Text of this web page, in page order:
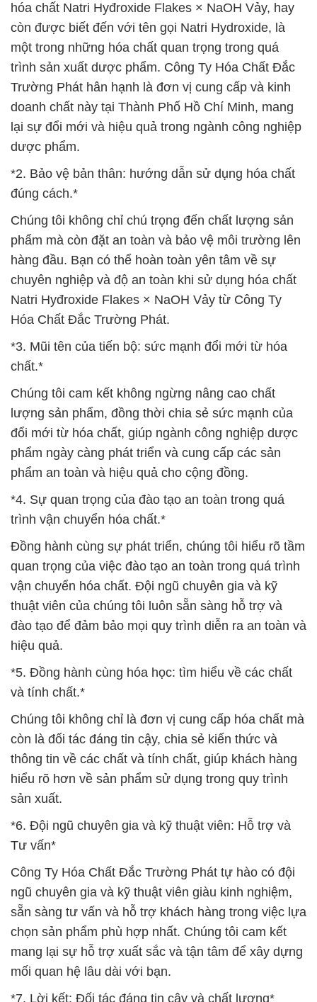
hóa chất Natri Hyđroxide Flakes × NaOH Vảy, hay
còn được biết đến với tên gọi Natri Hydroxide, là
một trong những hóa chất quan trọng trong quá
trình sản xuất dược phẩm. Công Ty Hóa Chất Đắc
Trường Phát hân hạnh là đơn vị cung cấp và kinh
doanh chất này tại Thành Phố Hồ Chí Minh, mang
lại sự đổi mới và hiệu quả trong ngành công nghiệp
dược phẩm.
*2. Bảo vệ bản thân: hướng dẫn sử dụng hóa chất
đúng cách.*
Chúng tôi không chỉ chú trọng đến chất lượng sản
phẩm mà còn đặt an toàn và bảo vệ môi trường lên
hàng đầu. Bạn có thể hoàn toàn yên tâm về sự
chuyên nghiệp và độ an toàn khi sử dụng hóa chất
Natri Hyđroxide Flakes × NaOH Vảy từ Công Ty
Hóa Chất Đắc Trường Phát.
*3. Mũi tên của tiến bộ: sức mạnh đổi mới từ hóa
chất.*
Chúng tôi cam kết không ngừng nâng cao chất
lượng sản phẩm, đồng thời chia sẻ sức mạnh của
đổi mới từ hóa chất, giúp ngành công nghiệp dược
phẩm ngày càng phát triển và cung cấp các sản
phẩm an toàn và hiệu quả cho cộng đồng.
*4. Sự quan trọng của đào tạo an toàn trong quá
trình vận chuyển hóa chất.*
Đồng hành cùng sự phát triển, chúng tôi hiểu rõ tầm
quan trọng của việc đào tạo an toàn trong quá trình
vận chuyển hóa chất. Đội ngũ chuyên gia và kỹ
thuật viên của chúng tôi luôn sẵn sàng hỗ trợ và
đào tạo để đảm bảo mọi quy trình diễn ra an toàn và
hiệu quả.
*5. Đồng hành cùng hóa học: tìm hiểu về các chất
và tính chất.*
Chúng tôi không chỉ là đơn vị cung cấp hóa chất mà
còn là đối tác đáng tin cậy, chia sẻ kiến thức và
thông tin về các chất và tính chất, giúp khách hàng
hiểu rõ hơn về sản phẩm sử dụng trong quy trình
sản xuất.
*6. Đội ngũ chuyên gia và kỹ thuật viên: Hỗ trợ và
Tư vấn*
Công Ty Hóa Chất Đắc Trường Phát tự hào có đội
ngũ chuyên gia và kỹ thuật viên giàu kinh nghiệm,
sẵn sàng tư vấn và hỗ trợ khách hàng trong việc lựa
chọn sản phẩm phù hợp nhất. Chúng tôi cam kết
mang lại sự hỗ trợ xuất sắc và tận tâm để xây dựng
mối quan hệ lâu dài với bạn.
*7. Lời kết: Đối tác đáng tin cậy và chất lượng*